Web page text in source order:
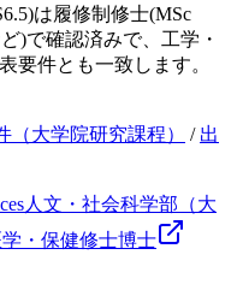
は履修制修士(MSc
ど)で確認済みで、工学・
要件とも一致します。
（大学院研究課程） / 出
人文・社会科学部（大
学・保健修士博士